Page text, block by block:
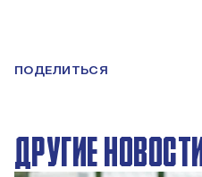
ПОДЕЛИТЬСЯ
ДРУГИЕ НОВОСТИ